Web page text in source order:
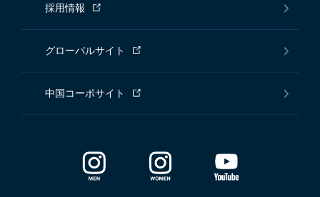
採用情報
グローバルサイト
中国コーポサイト